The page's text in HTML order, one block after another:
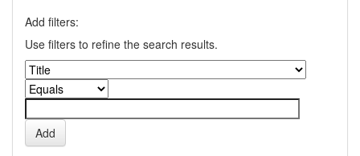
Add filters:
Use filters to refine the search results.